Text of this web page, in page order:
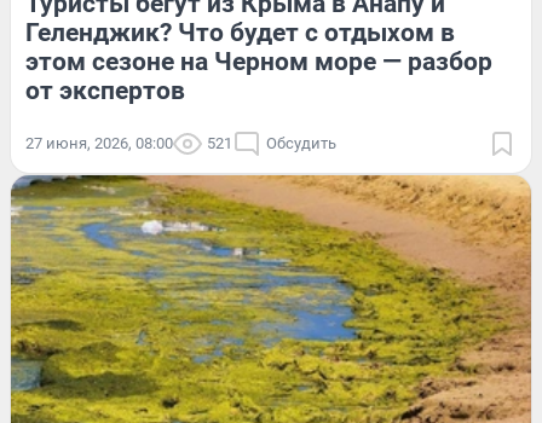
Геленджик? Что будет с отдыхом в
этом сезоне на Черном море — разбор
от экспертов
27 июня, 2026, 08:00 521 Обсудить